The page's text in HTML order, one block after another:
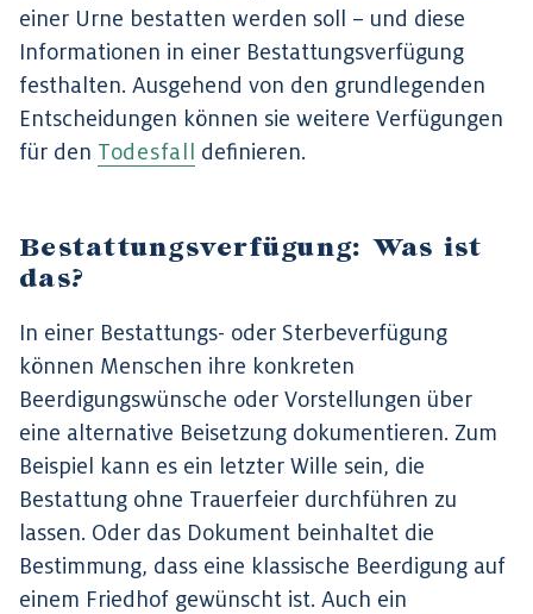
einer Urne bestatten werden soll – und diese
Informationen in einer Bestattungsverfügung
festhalten. Ausgehend von den grundlegenden
Entscheidungen können sie weitere Verfügungen
für den Todesfall definieren.
Bestattungsverfügung: Was ist
das?
In einer Bestattungs- oder Sterbeverfügung
können Menschen ihre konkreten
Beerdigungswünsche oder Vorstellungen über
eine alternative Beisetzung dokumentieren. Zum
Beispiel kann es ein letzter Wille sein, die
Bestattung ohne Trauerfeier durchführen zu
lassen. Oder das Dokument beinhaltet die
Bestimmung, dass eine klassische Beerdigung auf
einem Friedhof gewünscht ist. Auch ein